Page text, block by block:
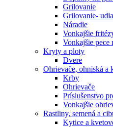
Grilovanie
Grilovanie-
Náradie
Vonkajšie
Vonkajšie pece
Kryty a ploty
Dvere
Ohrievače, ohniská a
Krby
Ohrievače
Príslušenstvo
Vonkajšie
Rastliny, semená a
Kytice a